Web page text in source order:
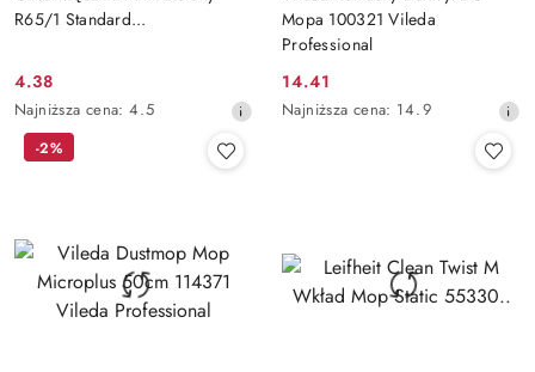
R65/1 Standard...
Cena
promocyjna:
4.38
Najniższa
cena
obniżką
Najniższa cena: 4.5
Mopa 100321 Vileda
Professional
Cena
promocyjna:
14.41
Najniższa
Najniższa cena: 14.9
-2%